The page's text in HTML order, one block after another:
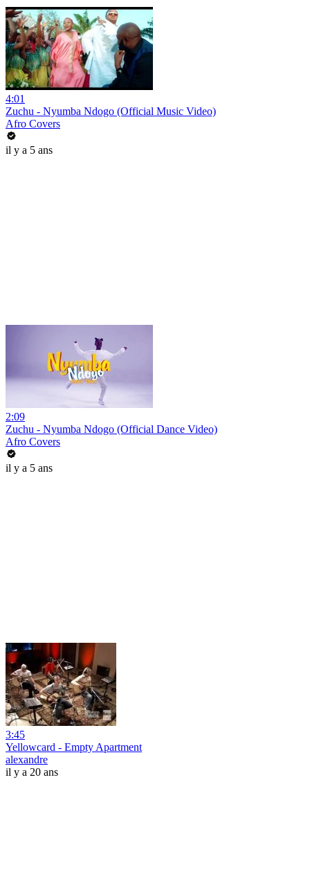
4:01
Zuchu - Nyumba Ndogo (Official Music Video)
Afro Covers
il y a 5 ans
2:09
Zuchu - Nyumba Ndogo (Official Dance Video)
Afro Covers
il y a 5 ans
3:45
Yellowcard - Empty Apartment
alexandre
il y a 20 ans